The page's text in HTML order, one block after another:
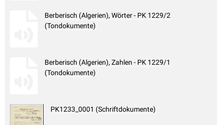
Berberisch (Algerien), Wörter - PK 1229/2
(Tondokumente)
Berberisch (Algerien), Zahlen - PK 1229/1
(Tondokumente)
PK1233_0001 (Schriftdokumente)